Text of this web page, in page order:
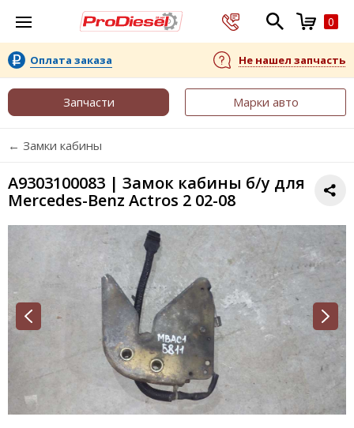
0
Оплата заказа Не нашел запчасть
Запчасти Марки авто
← Замки кабины
A9303100083 | Замок кабины б/у для
Mercedes-Benz Actros 2 02-08